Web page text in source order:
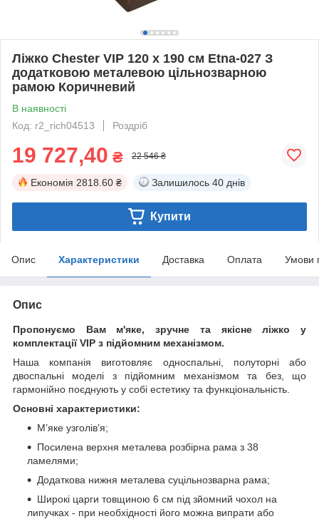
Ліжко Chester VIP 120 х 190 см Etna-027 З
додатковою металевою цільнозварною
рамою Коричневий
В наявності
Код: r2_rich04513
Роздріб
19 727,40 ₴ 22 546 ₴
Економія 2818.60 ₴ Залишилось 40 днів
Купити
Опис Характеристики Доставка Оплата Умови
Опис
Пропонуємо Вам м'яке, зручне та якiсне ліжко у
комплектації VIP з підйомним механізмом.
Наша компанія виготовляє односпальні, полуторні або
двоспальні моделі з підйомним механізмом та без, що
гармонійно поєднують у собі естетику та функціональність.
Основні характеристики:
М’яке узголів’я;
Посилена верхня металева розбірна рама з 38
ламелями;
Додаткова нижня металева суцільнозварна рама;
Широкі царги товщиною 6 см під зйомний чохол на
липучках - при необхідності його можна випрати або